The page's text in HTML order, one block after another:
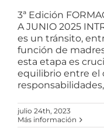
3ª Edición
A JUNIO 2025
es un tránsito,
función de
esta etapa es
equilibrio entre el
julio 24th, 2023
Más información